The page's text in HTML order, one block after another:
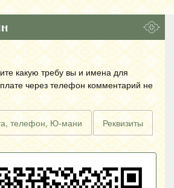
какую требу вы и имена для
через телефон комментарий не
телефон, Ю-мани Реквизиты